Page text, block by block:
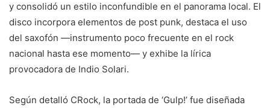
y consolidó un estilo inconfundible en el panorama local. El
disco incorpora elementos de post punk, destaca el uso
del saxofón —instrumento poco frecuente en el rock
nacional hasta ese momento— y exhibe la lírica
provocadora de Indio Solari.
Según detalló CRock, la portada de ‘Gulp!’ fue diseñada